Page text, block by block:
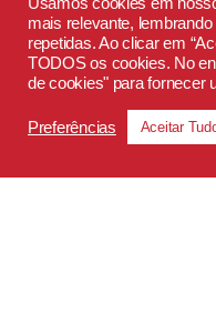
mais relevante,
repetidas. Ao clicar em
TODOS os cookies. No
de cookies" para fornecer
Preferências Aceitar